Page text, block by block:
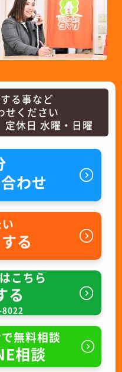
る事など
せください
休日 水曜・日曜
わせ
る
こちら
る
無料相談
相談